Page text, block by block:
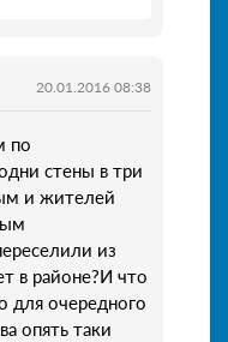
20.01.2016 08:38
по
стены в три
и жителей
из
в районе?И что
для очередного
опять таки